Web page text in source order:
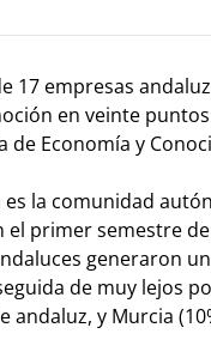
17 empresas
en veinte puntos
de Economía y
es la comunidad
el primer semestre
generaron
de muy lejos
andaluz, y Murcia